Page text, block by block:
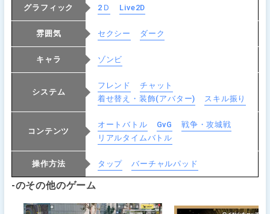
グラフィック 2Ｄ Live2D
雰囲気 セクシー ダーク
キャラ ゾンビ
システム
フレンド
チャット
着せ替え・装飾(アバター)
スキル振り
コンテンツ
オートバトル GvG
戦争・攻城戦
リアルタイムバトル
操作方法 タップ バーチャルパッド
-のその他のゲーム